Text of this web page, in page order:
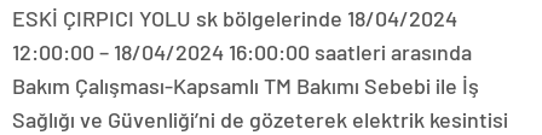
ESKİ ÇIRPICI YOLU sk bölgelerinde 18/04/2024
12:00:00 – 18/04/2024 16:00:00 saatleri arasında
Bakım Çalışması-Kapsamlı TM Bakımı Sebebi ile İş
Sağlığı ve Güvenliği’ni de gözeterek elektrik kesintisi